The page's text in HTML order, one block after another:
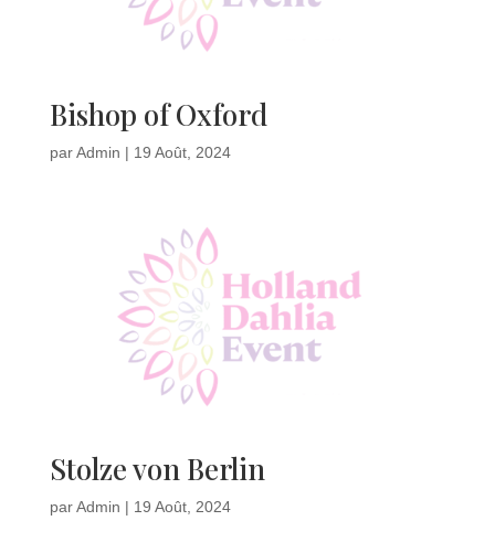
Bishop of Oxford
parAdmin | 19 Août, 2024
Stolze von Berlin
parAdmin | 19 Août, 2024